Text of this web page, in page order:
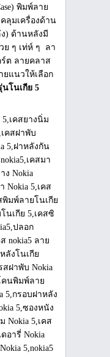
พิมพ์ลาย
คลุมเครื่องด้าน
) ด้านหลังมี
ย ๆ เท่ห์ ๆ ลา
ต ลายคลาส
แนวให้เลือก
นโนเกีย 5